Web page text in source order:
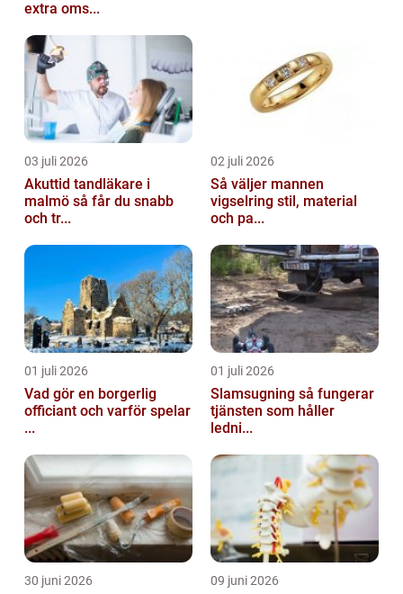
extra oms...
03 juli 2026
Akuttid tandläkare i
malmö så får du snabb
och tr...
02 juli 2026
Så väljer mannen
vigselring stil, material
och pa...
01 juli 2026
Vad gör en borgerlig
officiant och varför spelar
...
01 juli 2026
Slamsugning så fungerar
tjänsten som håller
ledni...
30 juni 2026 09 juni 2026